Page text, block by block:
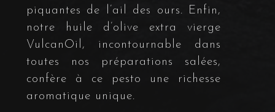
piquantes de l’ail des ours. Enfin,
notre huile d’olive extra vierge
VulcanOil, incontournable dans
toutes nos préparations salées,
confère à ce pesto une richesse
aromatique unique.